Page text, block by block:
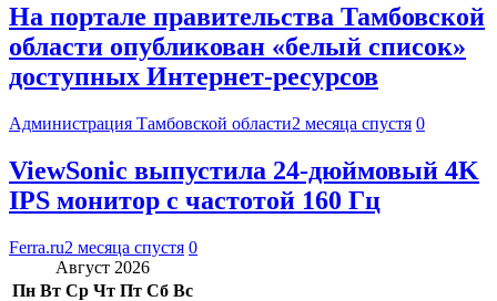
На портале правительства Тамбовской
области опубликован «белый список»
доступных Интернет-ресурсов
Администрация Тамбовской области2 месяца спустя 0
ViewSonic выпустила 24-дюймовый 4K
IPS монитор с частотой 160 Гц
Ferra.ru2 месяца спустя 0
Август 2026
Пн Вт Ср Чт Пт Сб Вс